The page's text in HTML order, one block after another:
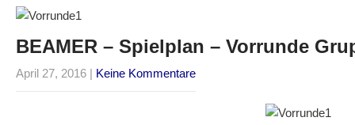
BEAMER – Spielplan – Vorrunde
April 27, 2016 | Keine Kommentare